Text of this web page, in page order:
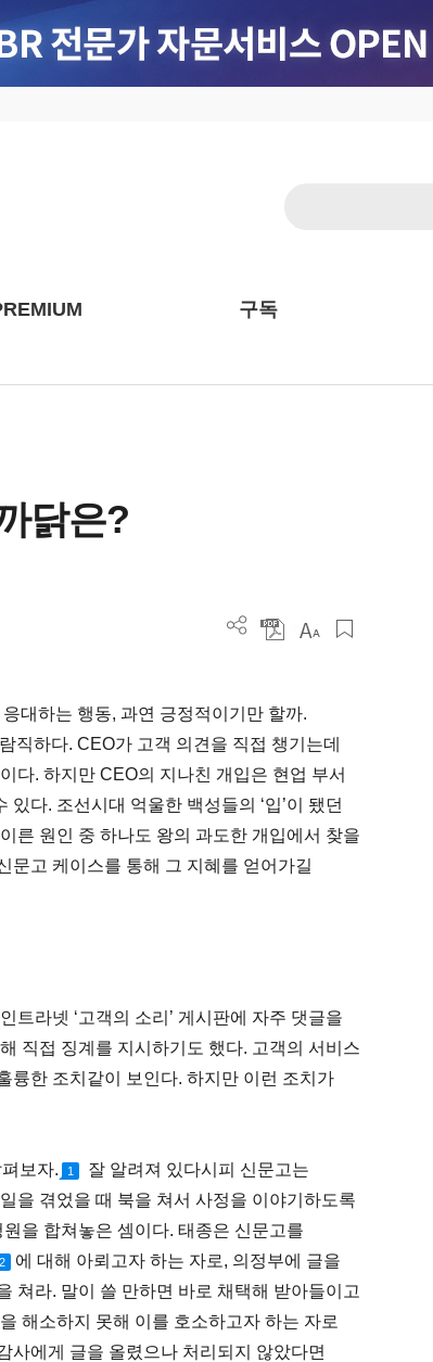
구독
닭은?
대하는 행동, 과연 긍정적이기만 할까.
직하다. CEO가 고객 의견을 직접 챙기는데
다. 하지만 CEO의 지나친 개입은 현업 부서
다. 조선시대 억울한 백성들의 ‘입’이 됐던
른 원인 중 하나도 왕의 과도한 개입에서 찾을
문고 케이스를 통해 그 지혜를 얻어가길
트라넷 ‘고객의 소리’ 게시판에 자주 댓글을
직접 징계를 지시하기도 했다. 고객의 서비스
륭한 조치같이 보인다. 하지만 이런 조치가
보자. 1
잘 알려져 있다시피 신문고는
을 겪었을 때 북을 쳐서 사정을 이야기하도록
을 합쳐놓은 셈이다. 태종은 신문고를
2
에 대해 아뢰고자 하는 자로, 의정부에 글을
쳐라. 말이 쓸 만하면 바로 채택해 받아들이고
해소하지 못해 이를 호소하고자 하는 자로
사에게 글을 올렸으나 처리되지 않았다면